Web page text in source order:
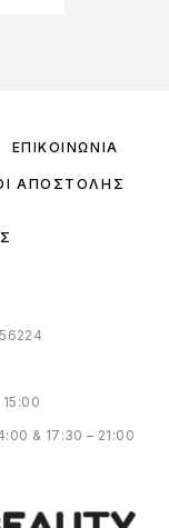
ΕΠΙΚΟΙΝΩΝΊΑ
ΑΠΟΣΤΟΛΉΣ
& 17:30 – 21:00